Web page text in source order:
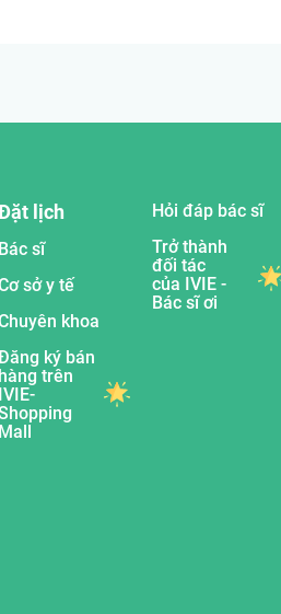
lịch
Bác sĩ
sở y tế
khoa
ký bán
hàng trên
IVIE-
Mall
Hỏi đáp bác sĩ
Trở thành
đối tác
của IVIE -
Bác sĩ ơi